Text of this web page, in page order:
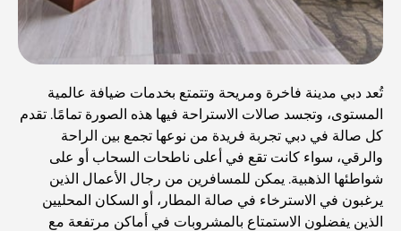
تُعد دبي مدينة فاخرة ومريحة وتتمتع بخدمات ضيافة عالمية
المستوى، وتجسد صالات الاستراحة فيها هذه الصورة تمامًا. تقدم
كل صالة في دبي تجربة فريدة من نوعها تجمع بين الراحة
والرقي، سواء كانت تقع في أعلى ناطحات السحاب أو على
شواطئها الذهبية. يمكن للمسافرين من رجال الأعمال الذين
يرغبون في الاسترخاء في صالة المطار، أو السكان المحليين
الذين يفضلون الاستمتاع بالمشروبات في أماكن مرتفعة مع